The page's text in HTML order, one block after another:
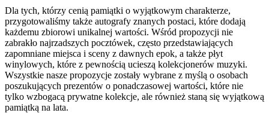
Dla tych, którzy cenią pamiątki o wyjątkowym charakterze,
przygotowaliśmy także autografy znanych postaci, które dodają
każdemu zbiorowi unikalnej wartości. Wśród propozycji nie
zabrakło najrzadszych pocztówek, często przedstawiających
zapomniane miejsca i sceny z dawnych epok, a także płyt
winylowych, które z pewnością ucieszą kolekcjonerów muzyki.
Wszystkie nasze propozycje zostały wybrane z myślą o osobach
poszukujących prezentów o ponadczasowej wartości, które nie
tylko wzbogacą prywatne kolekcje, ale również staną się wyjątkową
pamiątką na lata.